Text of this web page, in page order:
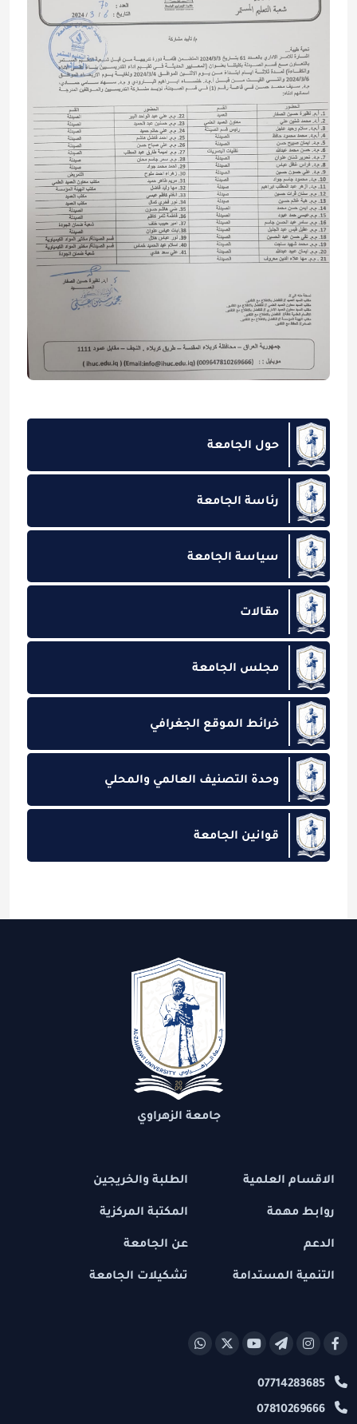
حول الجامعة
رئاسة الجامعة
سياسة الجامعة
مقالات
مجلس الجامعة
خرائط الموقع الجغرافي
وحدة التصنيف العالمي والمحلي
قوانين الجامعة
جامعة الزهراوي
الاقسام العلمية
روابط مهمة
الدعم
التنمية المستدامة
الطلبة والخريجين
المكتبة المركزية
عن الجامعة
تشكيلات الجامعة
07714283685
07810269666